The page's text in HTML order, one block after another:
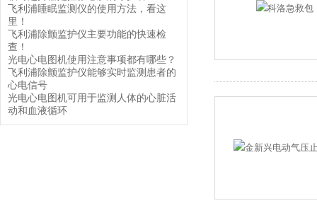
飞利浦睡眠监测仪的使用方法，看这
里！
飞利浦除颤监护仪主要功能的快速检
查！
光电心电图机使用注意事项都有哪些？
飞利浦除颤监护仪能够实时监测患者的
心电信号
光电心电图机可用于监测人体的心脏活
动和血液循环